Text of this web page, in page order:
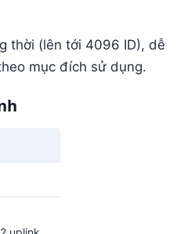
thời (lên tới 4096 ID), dễ
mục đích sử dụng.